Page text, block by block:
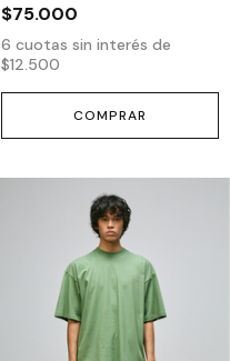
$75.000
6 cuotas sin interés de
$12.500
COMPRAR